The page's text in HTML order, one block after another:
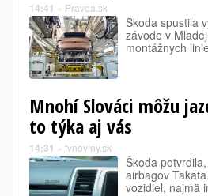
14:41 » Pravda.sk
Škoda spustila
závode v
montážnych
Mnohí Slováci môžu
to týka aj vás
14:31 » tvnoviny.sk
Škoda
airbagov
vozidiel, najmä